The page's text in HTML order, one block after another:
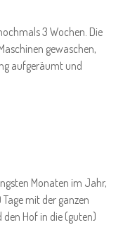
3 Wochen. Die
gewaschen,
aufgeräumt und
Monaten im Jahr,
mit der ganzen
Hof in die (guten)